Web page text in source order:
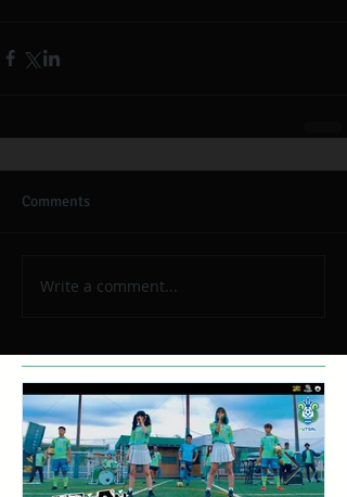
Comments
Write a comment...